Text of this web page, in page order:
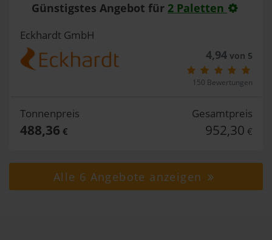
Günstigstes Angebot für 2 Paletten
Eckhardt GmbH
4,94von 5
150 Bewertungen
Tonnenpreis
488,36 €
Gesamtpreis
952,30 €
Alle 6 Angebote anzeigen